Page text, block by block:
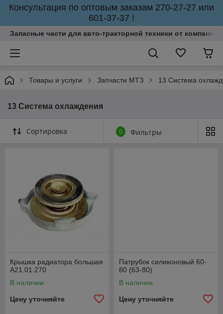
Консультация по оптовым заказам 270-27-27 или
601-37-37 !
Запасные части для авто-тракторной техники от
Товары и услуги Запчасти МТЗ 13 Система
13 Система охлаждения
Сортировка 0 Фильтры
Крышка радиатора большая
А21.01.270
В наличии
Цену уточняйте
Патрубок силиконовый 60-
80 (63-80)
В наличии
Цену уточняйте